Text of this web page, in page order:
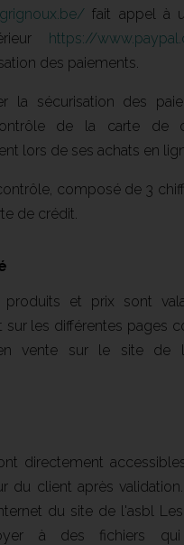
fait appel à
https://
des paiements.
la sécurisation des
de la carte de
lors de ses achats en
composé de 3
de crédit.
et prix sont
sur les différentes pages
vente sur le site de
directement
du client après
du site de l'asbl
à des fichiers qui